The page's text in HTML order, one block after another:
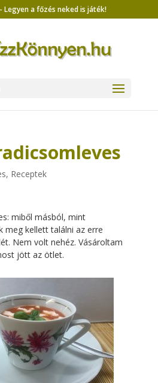
Legyen a főzés neked is játék!
, Receptek
miből másból, mint
meg kellett találni az erre
Nem volt nehéz. Vásároltam
jött az ötlet.